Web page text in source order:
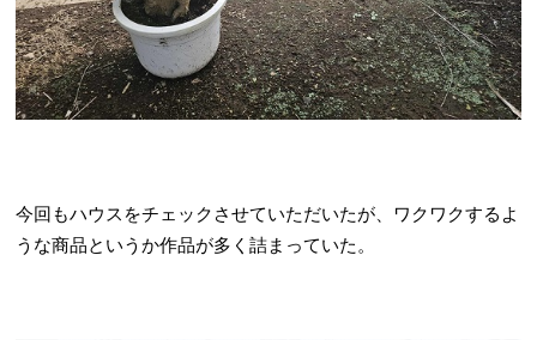
今回もハウスをチェックさせていただいたが、ワクワクするよ
うな商品というか作品が多く詰まっていた。